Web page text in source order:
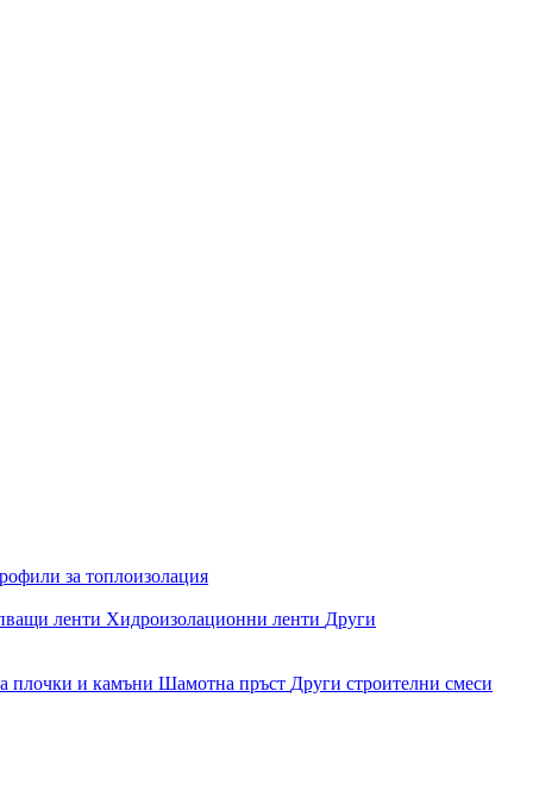
за топлоизолация
ленти Хидроизолационни ленти Други
плочки и камъни Шамотна пръст Други строителни смеси